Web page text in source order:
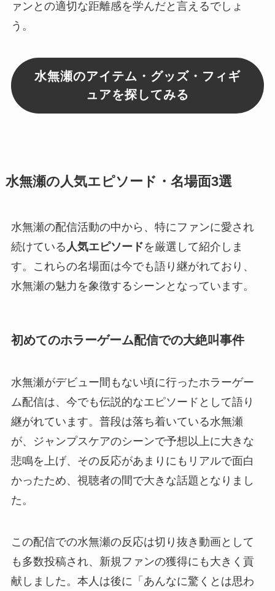
ァンとの適切な距離感を学んだと言えるでしょ
う。
水無瀬のアイテム・グッズ・フィギ
ュアを探してみる
水無瀬の人気エピソード・名場面3選
水無瀬の配信活動の中から、特にファンに愛され
続けている 人気エピソードを厳選して紹介しま
す。これらの名場面は今でも語り継がれており、
水無瀬の魅力を象徴するシーンとなっています。
初めてのホラーゲーム配信での大絶叫事件
水無瀬がデビュー間もない頃に行ったホラーゲー
ム配信は、今でも伝説的なエピソードとして語り
継がれています。普段は落ち着いている水無瀬
が、ジャンプスケアのシーンで予想以上に大きな
悲鳴を上げ、その反応があまりにもリアルで面白
かったため、視聴者の間で大きな話題となりまし
た。
この配信での水無瀬の反応は切り抜き動画として
も多数投稿され、新規ファンの獲得にも大きく貢
献しました。本人は後に「あんなに驚くとは思わ